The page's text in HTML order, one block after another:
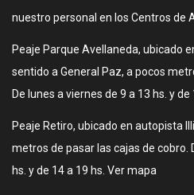
nuestro personal en los Centros de
Peaje Parque Avellaneda, ubicado
sentido a General Paz, a pocos
De lunes a viernes de 9 a 13 hs. y
Peaje Retiro, ubicado en autopista
metros de pasar las cajas de cobro.
hs. y de 14 a 19 hs. Ver mapa